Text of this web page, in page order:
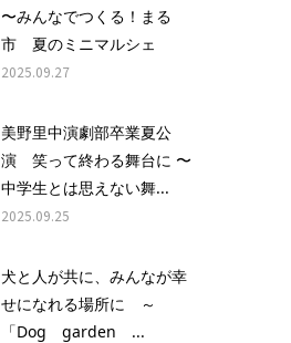
〜みんなでつくる！まる
市 夏のミニマルシェ
2025.09.27
美野里中演劇部卒業夏公
演 笑って終わる舞台に 〜
中学生とは思えない舞...
2025.09.25
犬と人が共に、みんなが幸
せになれる場所に ～
「Dog garden ...